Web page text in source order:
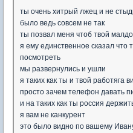
ты очень хитрый лжец и не
было ведь совсем не так
ты позвал меня чтоб твой
я ему единственное сказал что
посмотреть
мы развернулись и ушли
я таких как ты и твой работяга
просто зачем телефон давать
и на таких как ты россия
я вам не канкурент
это было видно по вашему